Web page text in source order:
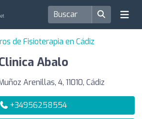
de Fisioterapia en Cádiz
Abalo
Arenillas, 4, 11010, Cádiz
+34956258554